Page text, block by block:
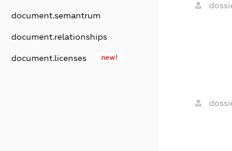
document.semantrum
document.relationships
document.licenses new!